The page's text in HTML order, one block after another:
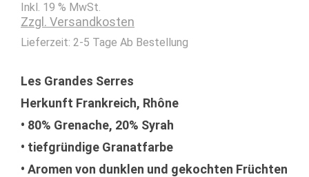
Inkl. 19 % MwSt.
Zzgl. Versandkosten
Lieferzeit: 2-5 Tage Ab Bestellung
Les Grandes Serres
Herkunft Frankreich, Rhône
• 80% Grenache, 20% Syrah
• tiefgründige Granatfarbe
• Aromen von dunklen und gekochten Früchten